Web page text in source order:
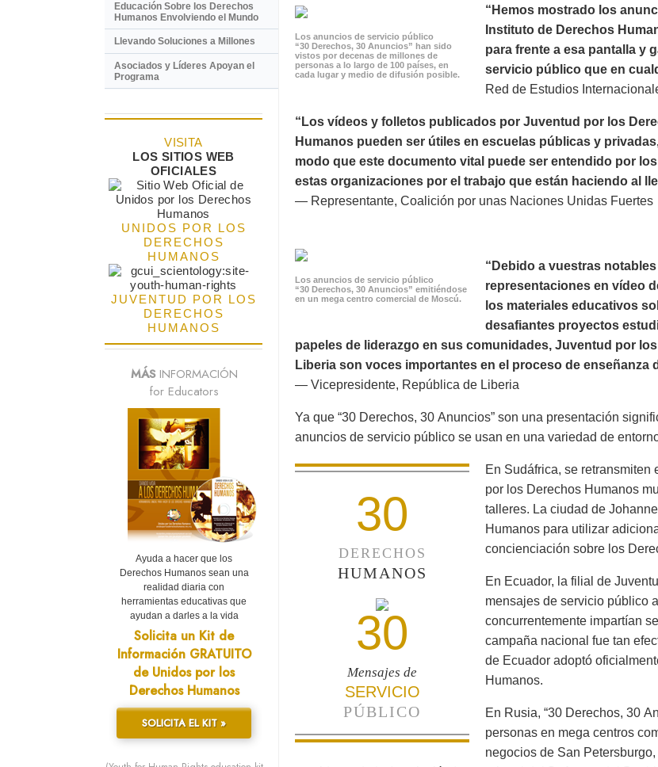
Los anuncios de servicio público
“30 Derechos, 30 Anuncios” han sido
vistos por decenas de millones de
personas a lo largo de 100 países, en
cada lugar y medio de difusión posible.
“Hemos mostrado los
Instituto de Derechos
para frente a esa pantalla y
servicio público que en
Red de Estudios
“Los vídeos y folletos publicados por Juventud por los
Humanos pueden ser útiles en escuelas públicas y
modo que este documento vital puede ser entendido por
estas organizaciones por el trabajo que están haciendo al
— Representante, Coalición por unas Naciones Unidas Fuertes
Los anuncios de servicio público
“30 Derechos, 30 Anuncios” emitiéndose
en un mega centro comercial de Moscú.
“Debido a vuestras
representaciones en vídeo
los materiales educativos
desafiantes proyectos
papeles de liderazgo en sus comunidades, Juventud por
Liberia son voces importantes en el proceso de enseñanza
— Vicepresidente, República de Liberia
Ya que “30 Derechos, 30 Anuncios” son una presentación
anuncios de servicio público se usan en una variedad de
30
DERECHOS
HUMANOS
30
Mensajes de
SERVICIO
PÚBLICO
En Sudáfrica, se
por los Derechos Humanos
talleres. La ciudad de
Humanos para utilizar
concienciación sobre los
En Ecuador, la filial de
mensajes de servicio público
concurrentemente impartían
campaña nacional fue tan
de Ecuador adoptó
Humanos.
En Rusia, “30 Derechos, 30
personas en mega centros
negocios de San
Educación Sobre los Derechos
Humanos Envolviendo el Mundo
Llevando Soluciones a Millones
Asociados y Líderes Apoyan el
Programa
VISITA
LOS SITIOS WEB
OFICIALES
UNIDOS POR LOS
DERECHOS
HUMANOS
JUVENTUD POR LOS
DERECHOS
HUMANOS
MÁSINFORMACIÓN
for Educators
Ayuda a hacer que los
Derechos Humanos sean una
realidad diaria con
herramientas educativas que
ayudan a darles a la vida
Solicita un Kit de
Información GRATUITO
de Unidos por los
Derechos Humanos
SOLICITA EL KIT »